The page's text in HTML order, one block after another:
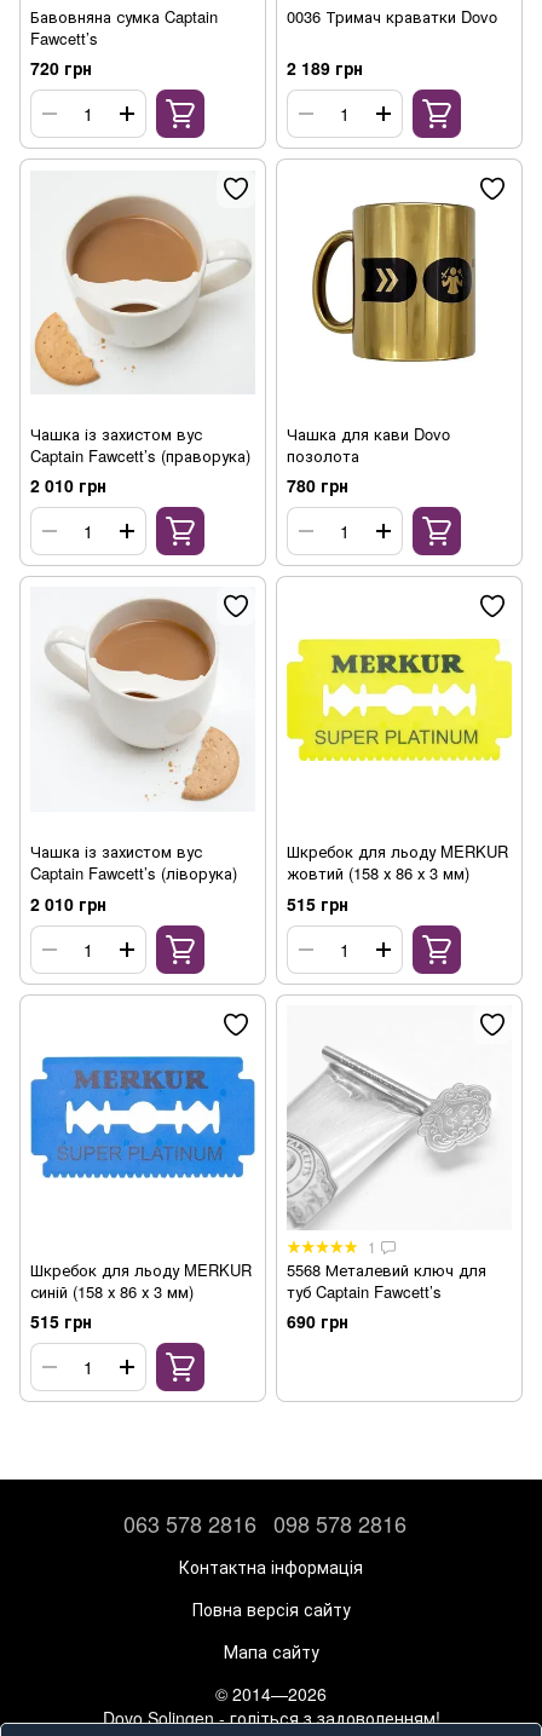
Бавовняна сумка Captain
Fawcett’s
720 грн
0036 Тримач краватки Dovo
2 189 грн
Чашка із захистом вус
Captain Fawcett’s (праворука)
2 010 грн
Чашка для кави Dovo
позолота
780 грн
Чашка із захистом вус
Captain Fawcett’s (ліворука)
2 010 грн
Шкребок для льоду MERKUR
жовтий (158 х 86 х 3 мм)
515 грн
Шкребок для льоду MERKUR
синій (158 х 86 х 3 мм)
515 грн
1
5568 Металевий ключ для
туб Captain Fawcett’s
690 грн
063 578 2816 098 578 2816
Контактна інформація
Повна версія сайту
Мапа сайту
© 2014—2026
Dovo Solingen - голіться з задоволенням!